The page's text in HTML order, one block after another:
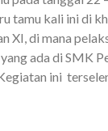
tamu kali ini di
XI, di mana
ada di SMK
ini